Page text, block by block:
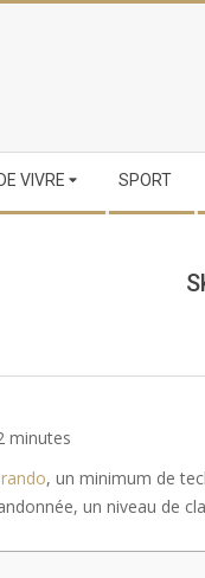
VIVRE SPORT
minutes
, un minimum de
un niveau de